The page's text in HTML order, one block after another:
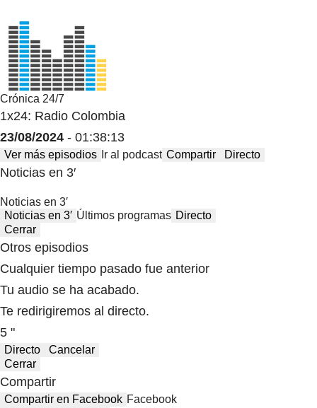
Crónica 24/7
1x24: Radio Colombia
23/08/2024 - 01:38:13
Ver más episodios Ir al podcast Compartir Directo
Noticias en 3′
Noticias en 3′
Noticias en 3′ Últimos programas Directo
Cerrar
Otros episodios
Cualquier tiempo pasado fue anterior
Tu audio se ha acabado.
Te redirigiremos al directo.
5 "
Directo
Cancelar
Cerrar
Compartir
Compartir en Facebook Facebook